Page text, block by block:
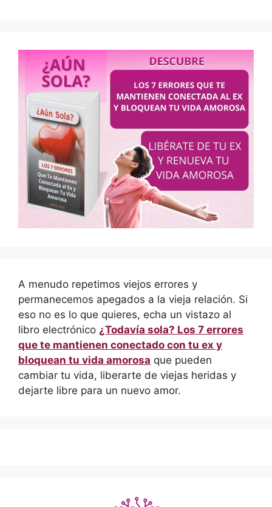
A menudo repetimos viejos errores y
permanecemos apegados a la vieja relación. Si
eso no es lo que quieres, echa un vistazo al
libro electrónico ¿Todavía sola? Los 7 errores
que te mantienen conectado con tu ex y
bloquean tu vida amorosa que pueden
cambiar tu vida, liberarte de viejas heridas y
dejarte libre para un nuevo amor.